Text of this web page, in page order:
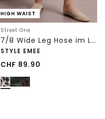
HIGH WAIST
Street One
7/8 Wide Leg Hose im Loose Fit mit Print
STYLE EMEE
CHF 89.90